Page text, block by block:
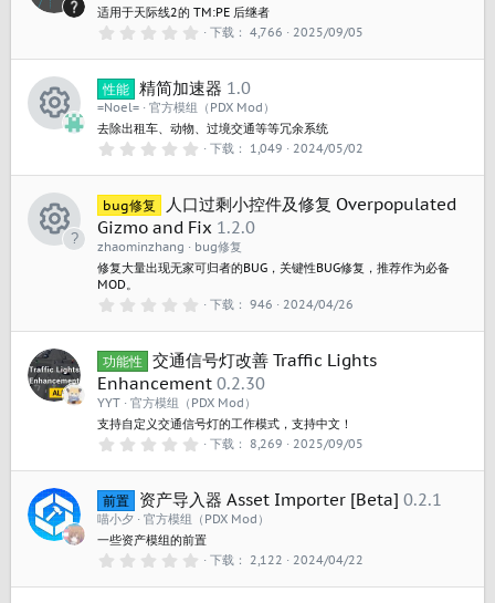
适用于天际线2的 TM:PE 后继者
0
0
星
下载 4,766 2025/09/05
资
源
图
标
性能 精简加速器 1.0
=Noel=
官方模组（PDX Mod）
去除出租车、动物、过境交通等等冗余系统
0
0
星
下载 1,049 2024/05/02
资
图
标
bug修复
人口过剩小控件及修复 Overpopulated
Gizmo and Fix 1.2.0
zhaominzhang
bug修复
修复大量出现无家可归者的BUG，关键性BUG修复，推荐作为必备
MOD。
0
0
星
下载 946 2024/04/26
功能性
交通信号灯改善 Traffic Lights
Enhancement 0.2.30
YYT
官方模组（PDX Mod）
支持自定义交通信号灯的工作模式，支持中文！
0
0
星
下载 8,269 2025/09/05
前置 资产导入器 Asset Importer [Beta] 0.2.1
喵小夕
官方模组（PDX Mod）
一些资产模组的前置
0
0
下载 2,122 2024/04/22